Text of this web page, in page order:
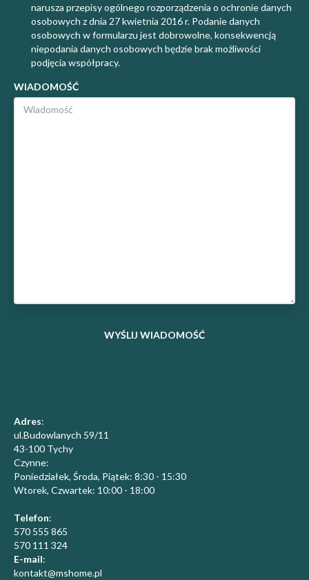
narusza przepisy ogólnego rozporządzenia o ochronie danych
osobowych z dnia 27 kwietnia 2016 r. Podanie danych
osobowych w formularzu jest dobrowolne, konsekwencją
niepodania danych osobowych będzie brak możliwości
podjęcia współpracy.
WIADOMOŚĆ
Adres:
ul.Budowlanych 59/11
43-100 Tychy
Czynne:
Poniedziałek, Środa, Piątek: 8:30 - 15:30
​Wtorek, Czwartek: 10:00 - 18:00
Telefon:
570 555 865
570 111 324
E-mail:
kontakt@mshome.pl